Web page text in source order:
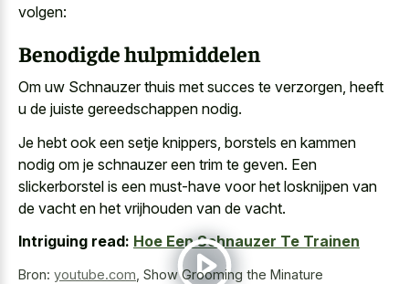
volgen:
Benodigde hulpmiddelen
Om uw Schnauzer thuis met succes te verzorgen, heeft
u de juiste gereedschappen nodig.
Je hebt ook een setje knippers, borstels en kammen
nodig om je schnauzer een trim te geven. Een
slickerborstel is een must-have voor het losknijpen van
de vacht en het vrijhouden van de vacht.
Intriguing read: Hoe Een Schnauzer Te Trainen
Bron: youtube.com Show Grooming the Minature